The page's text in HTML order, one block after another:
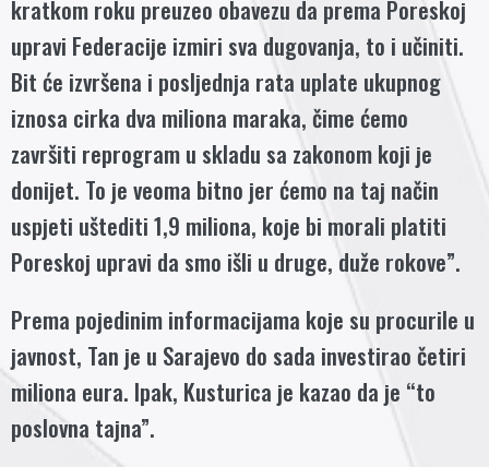
kratkom roku preuzeo obavezu da prema Poreskoj
upravi Federacije izmiri sva dugovanja, to i učiniti.
Bit će izvršena i posljednja rata uplate ukupnog
iznosa cirka dva miliona maraka, čime ćemo
završiti reprogram u skladu sa zakonom koji je
donijet. To je veoma bitno jer ćemo na taj način
uspjeti uštediti 1,9 miliona, koje bi morali platiti
Poreskoj upravi da smo išli u druge, duže rokove”.
Prema pojedinim informacijama koje su procurile u
javnost, Tan je u Sarajevo do sada investirao četiri
miliona eura. Ipak, Kusturica je kazao da je “to
poslovna tajna”.